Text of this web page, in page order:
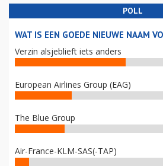
POLL
WAT IS EEN GOEDE NIEUWE NAAM
Verzin alsjeblieft iets anders
European Airlines Group (EAG)
The Blue Group
Air-France-KLM-SAS(-TAP)